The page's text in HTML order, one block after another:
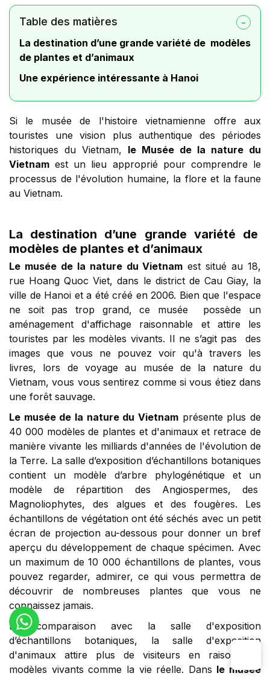
Table des matières
La destination d’une grande variété de modèles
de plantes et d’animaux
Une expérience intéressante à Hanoi
Si le musée de l'histoire vietnamienne offre aux
touristes une vision plus authentique des périodes
historiques du Vietnam, le Musée de la nature du
Vietnam est un lieu approprié pour comprendre le
processus de l'évolution humaine, la flore et la faune
au Vietnam.
La destination d’une grande variété de
modèles de plantes et d’animaux
Le musée de la nature du Vietnam est situé au 18,
rue Hoang Quoc Viet, dans le district de Cau Giay, la
ville de Hanoi et a été créé en 2006. Bien que l'espace
ne soit pas trop grand, ce musée possède un
aménagement d'affichage raisonnable et attire les
touristes par les modèles vivants. Il ne s’agit pas des
images que vous ne pouvez voir qu'à travers les
livres, lors de voyage au musée de la nature du
Vietnam, vous vous sentirez comme si vous étiez dans
une forêt sauvage.
Le musée de la nature du Vietnam présente plus de
40 000 modèles de plantes et d'animaux et retrace de
manière vivante les milliards d'années de l'évolution de
la Terre. La salle d’exposition d’échantillons botaniques
contient un modèle d’arbre phylogénétique et un
modèle de répartition des Angiospermes, des
Magnoliophytes, des algues et des fougères. Les
échantillons de végétation ont été séchés avec un petit
écran de projection au-dessous pour donner un bref
aperçu du développement de chaque spécimen. Avec
un maximum de 10 000 échantillons de plantes, vous
pouvez regarder, admirer, ce qui vous permettra de
découvrir de nombreuses plantes que vous ne
connaissez jamais.
En comparaison avec la salle d'exposition
d’échantillons botaniques, la salle d'exposition
d'animaux attire plus de visiteurs en raison des
modèles vivants comme la vie réelle. Dans le musée